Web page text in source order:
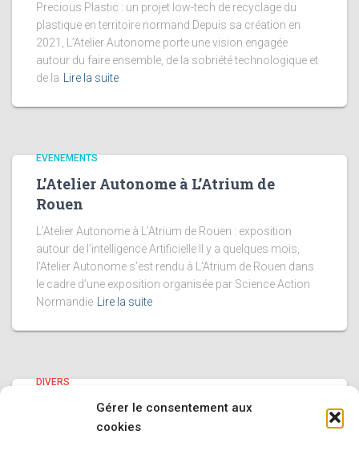
Gérer le consentement aux
cookies
Precious Plastic : un projet low-tech de recyclage du
plastique en territoire normand Depuis sa création en
2021, L’Atelier Autonome porte une vision engagée
autour du faire ensemble, de la sobriété technologique et
de la Lire la suite
EVENEMENTS
L’Atelier Autonome à L’Atrium de
Rouen
L’Atelier Autonome à L’Atrium de Rouen : exposition
autour de l’intelligence Artificielle Il y a quelques mois,
l’Atelier Autonome s’est rendu à L’Atrium de Rouen dans
le cadre d’une exposition organisée par Science Action
Normandie Lire la suite
DIVERS
Nouvelles Réalisations au Pavillon
des Transitions !